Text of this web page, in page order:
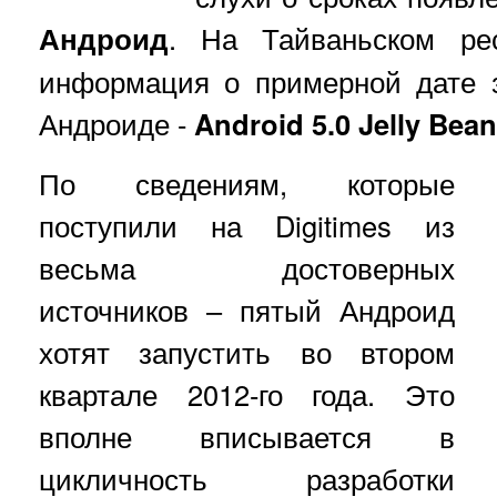
Андроид. На Тайваньском
информация о примерной дате
Андроиде -Android 5.0 Jelly Bean
По сведениям, которые
поступили на Digitimes из
весьма достоверных
источников – пятый Андроид
хотят запустить во втором
квартале 2012-го года. Это
вполне вписывается в
цикличность разработки